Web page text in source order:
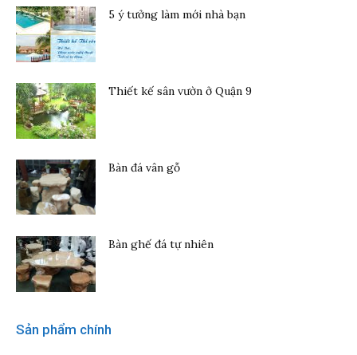
5 ý tưởng làm mới nhà bạn
Thiết kế sân vườn ở Quận 9
Bàn đá vân gỗ
Bàn ghế đá tự nhiên
Sản phẩm chính